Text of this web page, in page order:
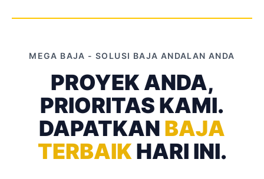
MEGA BAJA - SOLUSI BAJA ANDALAN ANDA
PROYEK ANDA,
PRIORITAS KAMI.
DAPATKAN BAJA
TERBAIK HARI INI.